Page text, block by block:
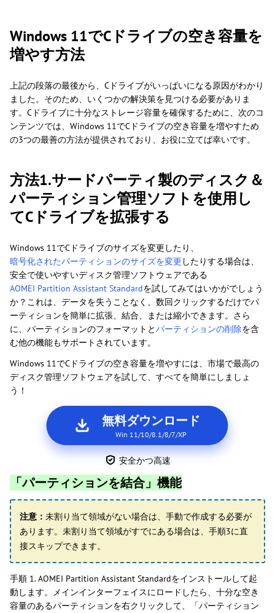
Windows 11でCドライブの空き容量を
増やす方法
上記の段落の最後から、Cドライブがいっぱいになる原因がわかり
ました。そのため、いくつかの解決策を見つける必要がありま
す。Cドライブに十分なストレージ容量を確保するために、次のコ
ンテンツでは、Windows 11でCドライブの空き容量を増やすため
の3つの最善の方法が提供されており、お役に立てば幸いです。
方法1.サードパーティ製のディスク＆
パーティション管理ソフトを使用し
てCドライブを拡張する
Windows 11でCドライブのサイズを変更したり、
暗号化されたパーティションのサイズを変更 したりする場合は、
安全で使いやすいディスク管理ソフトウェアである
AOMEI Partition Assistant Standardを試してみてはいかがでしょう
か？これは、データを失うことなく、数回クリックするだけでパ
ーティションを簡単に拡張、結合、または縮小できます。さら
に、パーティションのフォーマットとパーティションの削除を含
む他の機能もサポートされています。
Windows 11でCドライブの空き容量を増やすには、市場で最高の
ディスク管理ソフトウェアを試して、すべてを簡単にしましょ
う！
無料ダウンロード
Win 11/10/8.1/8/7/XP
安全かつ高速
「パーティションを結合」機能
注意： 未割り当て領域がない場合は、手動で作成する必要が
あります。未割り当て領域がすでにある場合は、手順3に直
接スキップできます。
手順 1. AOMEI Partition Assistant Standardをインストールして起
動します。メインインターフェイスにロードしたら、十分な空き
容量のあるパーティションを右クリックして、「パーティション